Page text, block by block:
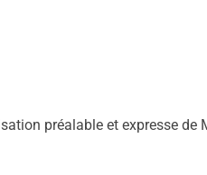
préalable et expresse de